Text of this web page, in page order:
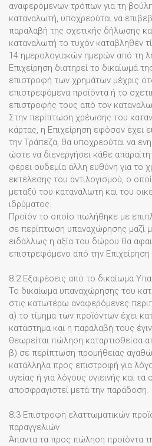
αναφερόμενων τρόπων για τη
καταναλωτή, υποχρεούται να
παραλαβή της σχετικής δήλωσης
καταναλωτή το τυχόν καταβληθέν
14 ημερολογιακών ημερών από τη
Επιχείρηση διατηρεί το δικαίωμά
επιστροφή των χρημάτων μέχρις
επιστρεφόμενα προϊόντα ή το
επιστροφής τους από τον
Στην περίπτωση χρέωσης του
κάρτας, η Επιχείρηση εφόσον έχει
την Τράπεζα, θα υποχρεούται να
ώστε να διενεργήσει κάθε
φέρει ουδεμία άλλη ευθύνη για το
εκτέλεσης του αντιλογισμού, ο
μεταξύ του καταναλωτή και του
ιδρύματος.
Προϊόν το οποίο πωλήθηκε με
σε περίπτωση υπαναχώρησης μαζί
ειδάλλως η αξία του δώρου θα
επιστρεφόμενο από την
8.2 Εξαιρέσεις από το δικαίωμα
Το δικαίωμα υπαναχώρησης του
στις κατωτέρω αναφερόμενες
α) το τίμημα των προϊόντων έχει
κατάστημα και η παραλαβή τους
θεωρείται πώληση καταρτισθείσα
β) σε περίπτωση προμήθειας
κατάλληλα προς επιστροφή για
υγείας ή για λόγους υγιεινής και τα
αποσφραγιστεί μετά την παράδοση.
8.3 Επιστροφή ελαττωματικών
παραγγελιών
Άπαντα τα προς πώληση προϊόντα